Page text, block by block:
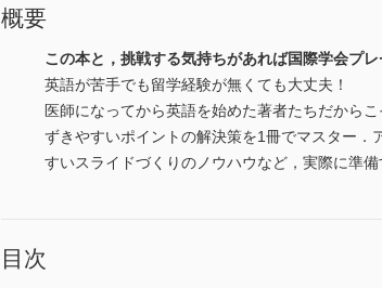
概要
この本と，挑戦する気持ちがあれば国際学会プレ
英語が苦手でも留学経験が無くても大丈夫！
医師になってから英語を始めた著者たちだから
ずきやすいポイントの解決策を1冊でマスター
すいスライドづくりのノウハウなど，実際に準備
目次